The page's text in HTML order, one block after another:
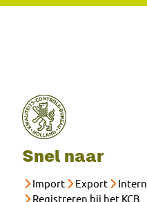
Snel naar
Import Export
Registreren bij het KCB